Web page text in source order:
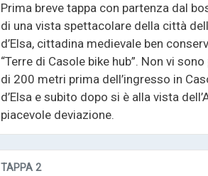
Prima breve tappa con partenza dal
di una vista spettacolare della città
d’Elsa, cittadina medievale ben
“Terre di Casole bike hub”. Non vi
di 200 metri prima dell’ingresso in
d’Elsa e subito dopo si è alla vista
piacevole deviazione.
TAPPA 2